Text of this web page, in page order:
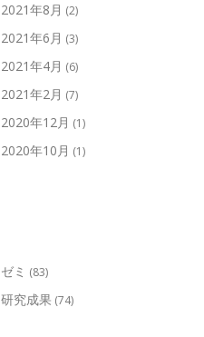
2021年8月 (2)
2021年6月 (3)
2021年4月 (6)
2021年2月 (7)
2020年12月 (1)
2020年10月 (1)
ゼミ (83)
研究成果 (74)